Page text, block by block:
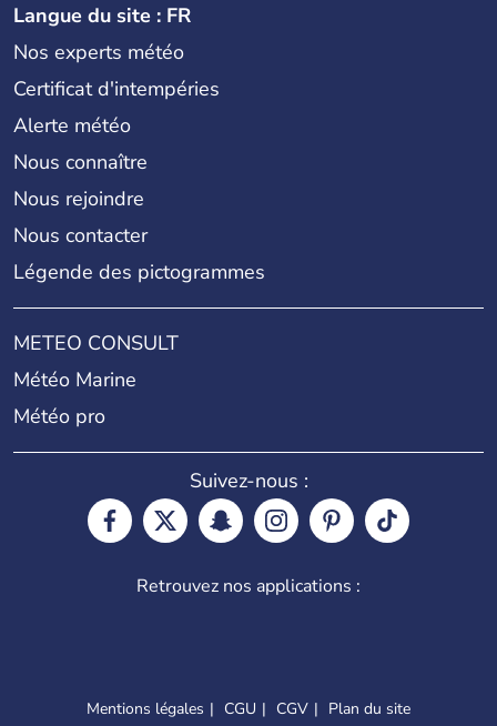
Langue du site : FR
Nos experts météo
Certificat d'intempéries
Alerte météo
Nous connaître
Nous rejoindre
Nous contacter
Légende des pictogrammes
METEO CONSULT
Météo Marine
Météo pro
Suivez-nous :
Retrouvez nos applications :
Mentions légales CGU CGV Plan du site